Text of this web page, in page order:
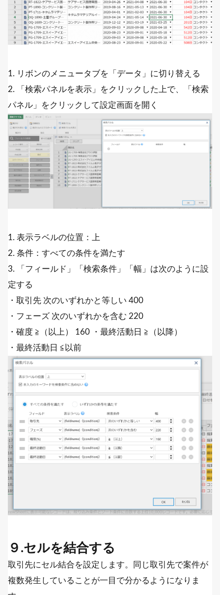
1. リボンのメニュータブを「データ」に切り替える
2. 「検索パネルを表示」をクリックした上で、「検索
パネル」をクリックして設定画面を開く
1. 表示ラベルの位置：上
2. 条件：すべての条件を満たす
3. 「フィールド」「検索条件」「幅」は次のように設
定する
・取引先 次のいずれかと等しい 400
・フェーズ 次のいずれかを含む 220
・確度 ≧（以上） 160 ・最終活動日 ≧（以降）
・最終活動日 ≦以前
９.セルを結合する
取引先にセル結合を設定します。同じ取引先で案件が
複数発生していることが一目で分かるようになりま